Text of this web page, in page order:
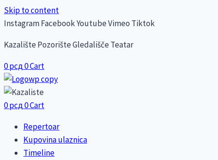
Skip to content
InstagramFacebookYoutubeVimeo Tiktok
Kazalište Pozorište Gledališče Teatar
0рсд0Cart
0рсд0Cart
Repertoar
Kupovina ulaznica
Timeline